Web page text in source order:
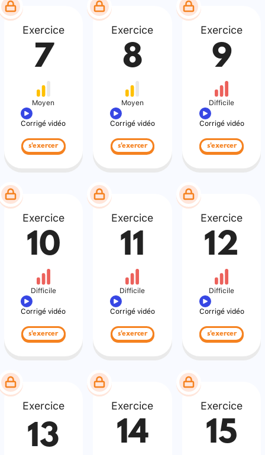
Exercice
7
Moyen
Corrigé vidéo
s'exercer
Exercice
8
Moyen
Corrigé vidéo
s'exercer
Exercice
9
Difficile
Corrigé vidéo
s'exercer
Exercice
10
Difficile
Corrigé vidéo
s'exercer
Exercice
11
Difficile
Corrigé vidéo
s'exercer
Exercice
12
Difficile
Corrigé vidéo
s'exercer
Exercice
13
Exercice
14
Exercice
15